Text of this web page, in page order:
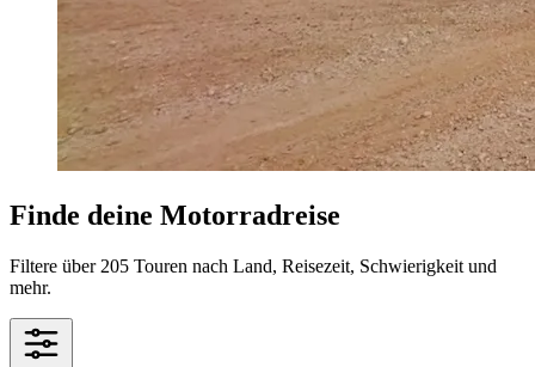
Finde deine Motorradreise
Filtere über 205 Touren nach Land, Reisezeit, Schwierigkeit und
mehr.